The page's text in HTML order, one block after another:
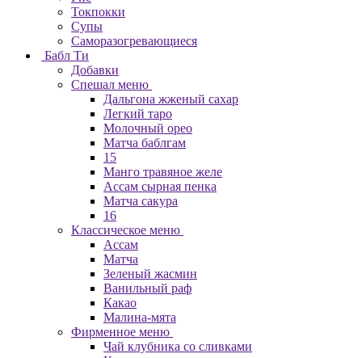
Токпокки
Супы
Саморазогревающиеся
Бабл Ти
Добавки
Спешал меню
Дальгона жженый сахар
Легкий таро
Молочный орео
Матча баблгам
15
Манго травяное желе
Ассам сырная пенка
Матча сакура
16
Классическое меню
Ассам
Матча
Зеленый жасмин
Ванильный раф
Какао
Малина-мята
Фирменное меню
Чай клубника со сливками